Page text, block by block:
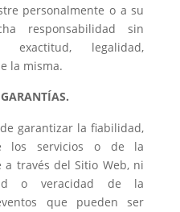
personalmente o a su
responsabilidad sin
legalidad,
la misma.
garantizar la fiabilidad,
los servicios o de la
través del Sitio Web, ni
o veracidad de la
que pueden ser